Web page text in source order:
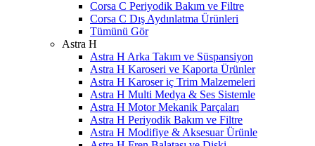
Corsa C Periyodik Bakım ve Filtre
Corsa C Dış Aydınlatma Ürünleri
Tümünü Gör
Astra H
Astra H Arka Takım ve Süspansiyon
Astra H Karoseri ve Kaporta Ürünler
Astra H Karoser iç Trim Malzemeleri
Astra H Multi Medya & Ses Sistemle
Astra H Motor Mekanik Parçaları
Astra H Periyodik Bakım ve Filtre
Astra H Modifiye & Aksesuar Ürünle